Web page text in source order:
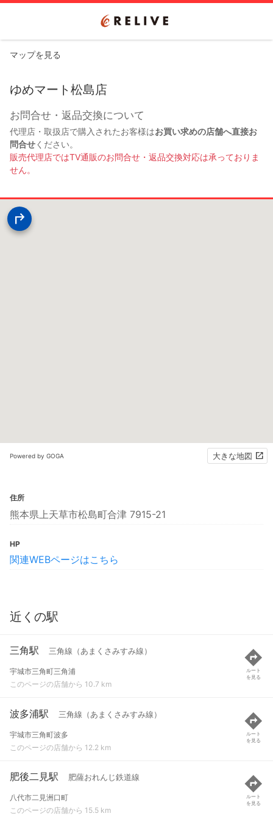
マップを見る
ゆめマート松島店
お問合せ・返品交換について
代理店・取扱店で購入されたお客様はお買い求めの店舗へ直接お
問合せください。
販売代理店ではTV通販のお問合せ・返品交換対応は承っておりま
せん。
Powered by GOGA 大きな地図
住所
熊本県上天草市松島町合津 7915-21
HP
関連WEBページはこちら
近くの駅
三角駅 三角線（あまくさみすみ線）
宇城市三角町三角浦
このページの店舗から 10.7 km
ルート
を見る
波多浦駅 三角線（あまくさみすみ線）
宇城市三角町波多
このページの店舗から 12.2 km
ルート
を見る
肥後二見駅 肥薩おれんじ鉄道線
八代市二見洲口町
このページの店舗から 15.5 km
ルート
を見る